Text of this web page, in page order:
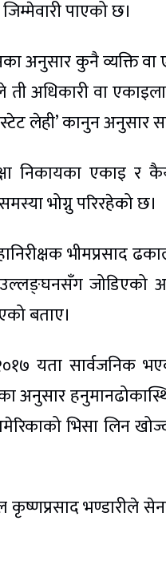
पाएको छ।
अनुसार कुनै व्यक्ति
अधिकारी वा
लेही’ कानुन अनुसार
निकायका एकाइ र
भोग्नु परिरहेको छ।
जोडिएको
बताए।
यता सार्वजनिक
अनुसार
भिसा लिन
कृष्णप्रसाद भण्डारीले